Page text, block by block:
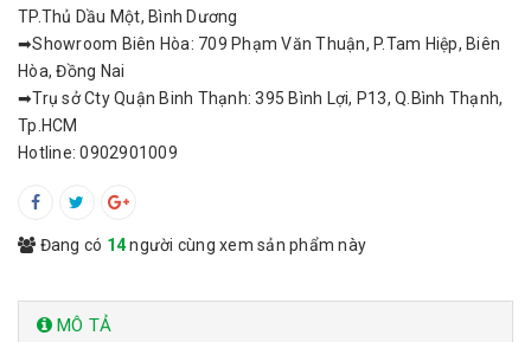
TP.Thủ Dầu Một, Bình Dương
➡Showroom Biên Hòa: 709 Phạm Văn Thuận, P.Tam Hiệp, Biên
Hòa, Đồng Nai
➡Trụ sở Cty Quận Binh Thạnh: 395 Bình Lợi, P13, Q.Bình Thạnh,
Tp.HCM
Hotline: 0902901009
Đang có 14người cùng xem sản phẩm này
MÔ TẢ